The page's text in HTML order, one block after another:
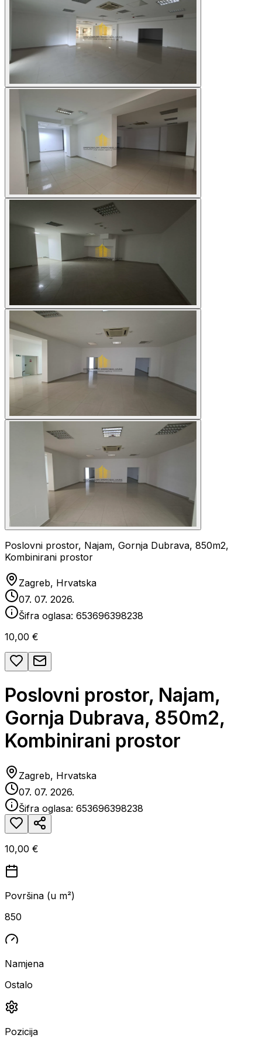
Poslovni prostor, Najam, Gornja Dubrava, 850m2,
Kombinirani prostor
Zagreb, Hrvatska
07. 07. 2026.
Šifra oglasa: 653696398238
10,00 €
Poslovni prostor, Najam,
Gornja Dubrava, 850m2,
Kombinirani prostor
Zagreb, Hrvatska
07. 07. 2026.
Šifra oglasa: 653696398238
10,00 €
Površina (u m²)
850
Namjena
Ostalo
Pozicija